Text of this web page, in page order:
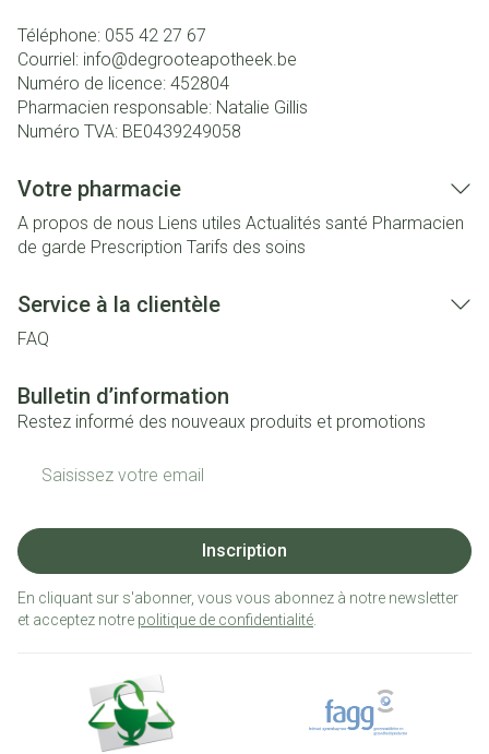
Téléphone: 055 42 27 67
Courriel: info@degrooteapotheek.be
Numéro de licence: 452804
Pharmacien responsable: Natalie Gillis
Numéro TVA: BE0439249058
Votre pharmacie
A propos de nous Liens utiles Actualités santé Pharmacien
de garde Prescription Tarifs des soins
Service à la clientèle
FAQ
Bulletin d’information
Restez informé des nouveaux produits et promotions
Inscription
En cliquant sur s'abonner, vous vous abonnez à notre newsletter
et acceptez notre politique de confidentialité